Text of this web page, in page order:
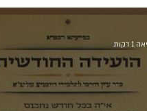
ת"ת לחם הביכורים מכינה
רשת הכוללים "רצופות"
דקות